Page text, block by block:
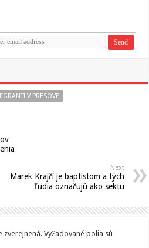
V PRESOVE
Next
Marek Krajčí je baptistom a tých
ľudia označujú ako sektu
zverejnená. Vyžadované polia sú